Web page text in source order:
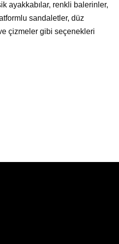
ayakkabılar, renkli balerinler,
sandaletler, düz
çizmeler gibi seçenekleri